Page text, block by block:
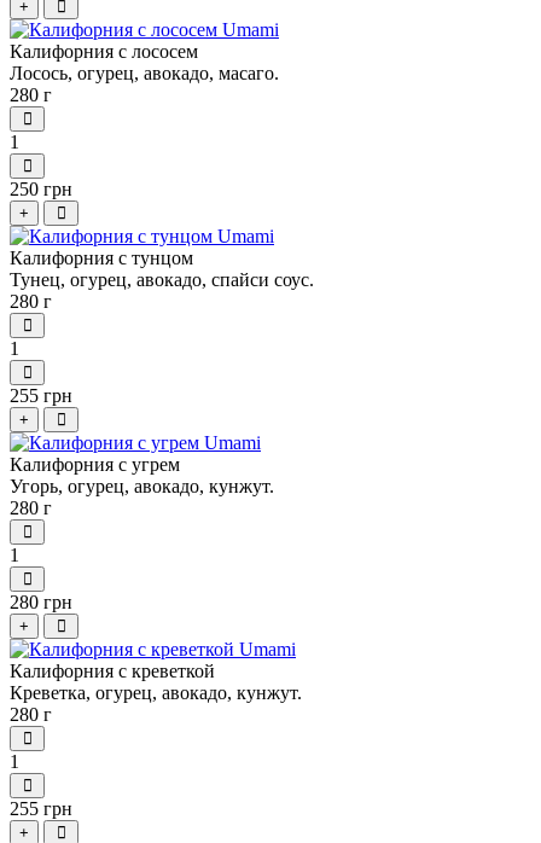
+
Калифорния с лососем
Лосось, огурец, авокадо, масаго.
280 г
1
250 грн
+
Калифорния с тунцом
Тунец, огурец, авокадо, спайси соус.
280 г
1
255 грн
+
Калифорния с угрем
Угорь, огурец, авокадо, кунжут.
280 г
1
280 грн
+
Калифорния с креветкой
Креветка, огурец, авокадо, кунжут.
280 г
1
255 грн
+